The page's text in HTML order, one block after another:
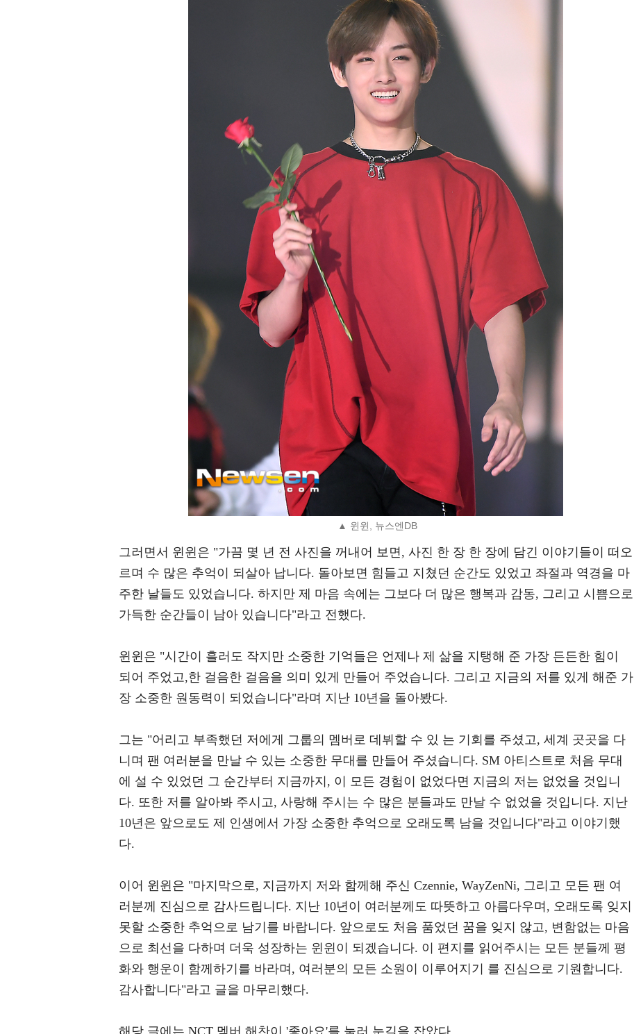
▲ 윈윈, 뉴스엔DB
그러면서 윈윈은 "가끔 몇 년 전 사진을 꺼내어 보면, 사진 한 장 한 장에 담긴 이야기들이 떠오
르며 수 많은 추억이 되살아 납니다. 돌아보면 힘들고 지쳤던 순간도 있었고 좌절과 역경을 마
주한 날들도 있었습니다. 하지만 제 마음 속에는 그보다 더 많은 행복과 감동, 그리고 시쁨으로
가득한 순간들이 남아 있습니다"라고 전했다.
윈윈은 "시간이 흘러도 작지만 소중한 기억들은 언제나 제 삶을 지탱해 준 가장 든든한 힘이
되어 주었고,한 걸음한 걸음을 의미 있게 만들어 주었습니다. 그리고 지금의 저를 있게 해준 가
장 소중한 원동력이 되었습니다"라며 지난 10년을 돌아봤다.
그는 "어리고 부족했던 저에게 그룹의 멤버로 데뷔할 수 있 는 기회를 주셨고, 세계 곳곳을 다
니며 팬 여러분을 만날 수 있는 소중한 무대를 만들어 주셨습니다. SM 아티스트로 처음 무대
에 설 수 있었던 그 순간부터 지금까지, 이 모든 경험이 없었다면 지금의 저는 없었을 것입니
다. 또한 저를 알아봐 주시고, 사랑해 주시는 수 많은 분들과도 만날 수 없었을 것입니다. 지난
10년은 앞으로도 제 인생에서 가장 소중한 추억으로 오래도록 남을 것입니다"라고 이야기했
다.
이어 윈윈은 "마지막으로, 지금까지 저와 함께해 주신 Czennie, WayZenNi, 그리고 모든 팬 여
러분께 진심으로 감사드립니다. 지난 10년이 여러분께도 따뜻하고 아름다우며, 오래도록 잊지
못할 소중한 추억으로 남기를 바랍니다. 앞으로도 처음 품었던 꿈을 잊지 않고, 변함없는 마음
으로 최선을 다하며 더욱 성장하는 윈윈이 되겠습니다. 이 편지를 읽어주시는 모든 분들께 평
화와 행운이 함께하기를 바라며, 여러분의 모든 소원이 이루어지기 를 진심으로 기원합니다.
감사합니다"라고 글을 마무리했다.